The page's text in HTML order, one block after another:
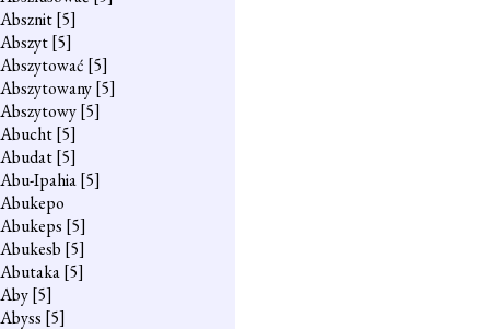
Absznit[5]
Abszyt[5]
Abszytować [5]
Abszytowany[5]
Abszytowy[5]
Abucht[5]
Abudat[5]
Abu-Ipahia[5]
Abukepo
Abukeps [5]
Abukesb [5]
Abutaka[5]
Aby[5]
Abyss [5]